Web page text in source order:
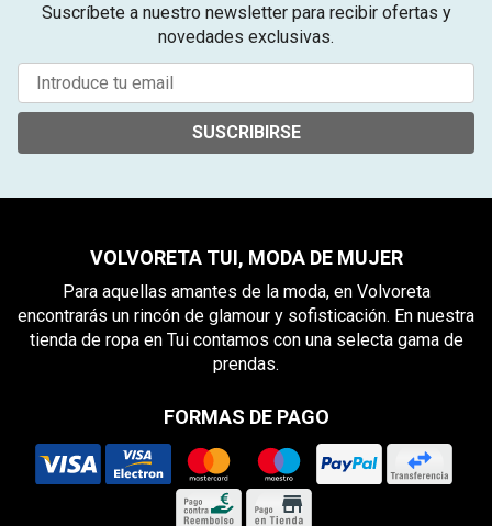
Suscríbete a nuestro newsletter para recibir ofertas y
novedades exclusivas.
SUSCRIBIRSE
VOLVORETA TUI, MODA DE MUJER
Para aquellas amantes de la moda, en Volvoreta
encontrarás un rincón de glamour y sofisticación. En nuestra
tienda de ropa en Tui contamos con una selecta gama de
prendas.
FORMAS DE PAGO